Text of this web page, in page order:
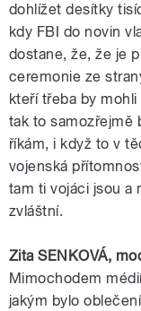
dohlížet desítky
kdy FBI do novin
dostane, že, že je
ceremonie ze
kteří třeba by
tak to samozřejmě
říkám, i když to v
vojenská
tam tivojáci jsou a
zvláštní.
Zita SENKOVÁ,
Mimochodem
jakým bylo